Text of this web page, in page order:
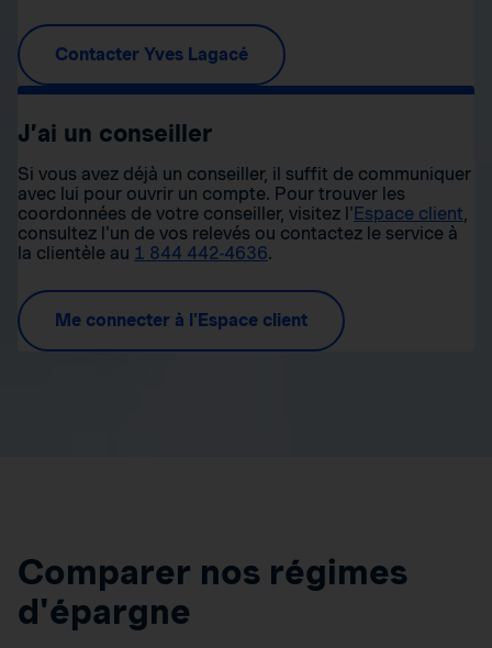
Contacter Yves Lagacé
J’ai un conseiller
Si vous avez déjà un conseiller, il suffit de communiquer
avec lui pour ouvrir un compte. Pour trouver les
coordonnées de votre conseiller, visitez l' Espace client,
consultez l'un de vos relevés ou contactez le service à
la clientèle au 1 844 442-4636.
Me connecter à l'Espace client
Comparer nos régimes
d'épargne